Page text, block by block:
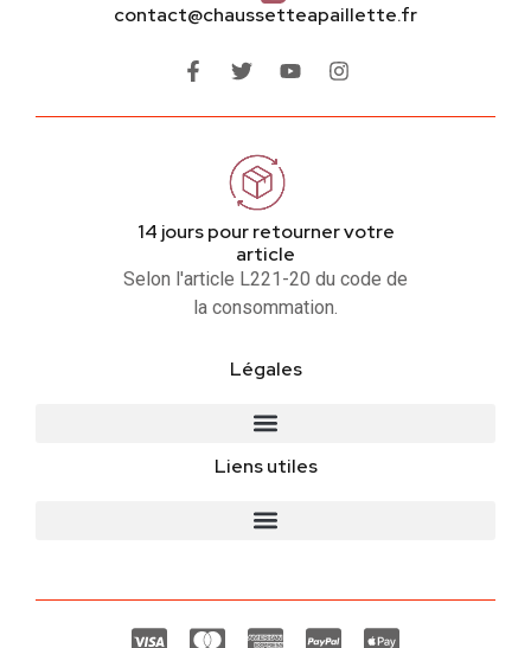
contact@chaussetteapaillette.fr
14 jours pour retourner votre
article
Selon l'article L221-20 du code de
la consommation.
Légales
Liens utiles